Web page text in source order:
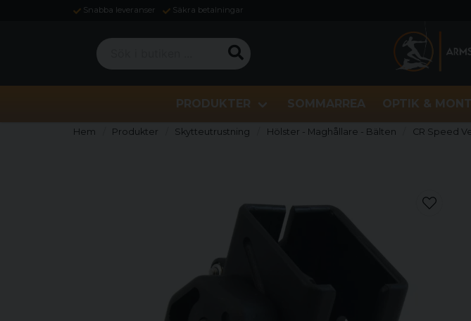
Snabba leveranser Säkra betalningar
Sök i butiken ...
PRODUKTER SOMMARREA OPTIK &
Hem Produkter Skytteutrustning Hölster - Maghållare - Bälten CR Speed